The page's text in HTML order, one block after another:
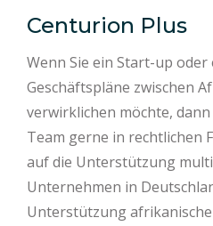
Centurion Plus
Wenn Sie ein Start-up oder
Geschäftspläne zwischen
verwirklichen möchte,
Team gerne in rechtlichen
auf die Unterstützung
Unternehmen in
Unterstützung